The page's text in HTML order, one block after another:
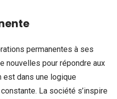
permanentes à ses
nouvelles pour répondre aux
est dans une logique
La société s’inspire